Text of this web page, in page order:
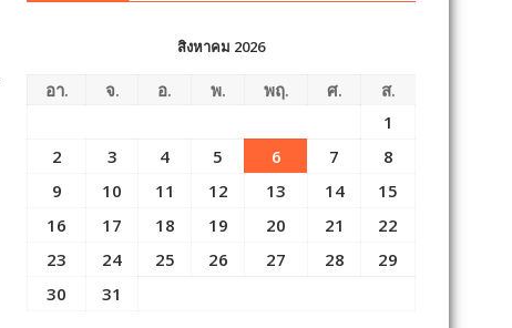
สิงหาคม 2026
อา. จ. อ. พ. พฤ. ศ.
ส.
1
2
3 4 5 6 7
8
9
10 11 12 13 14
15
16
17 18 19 20 21
22
23
24 25 26 27 28
29
30
31